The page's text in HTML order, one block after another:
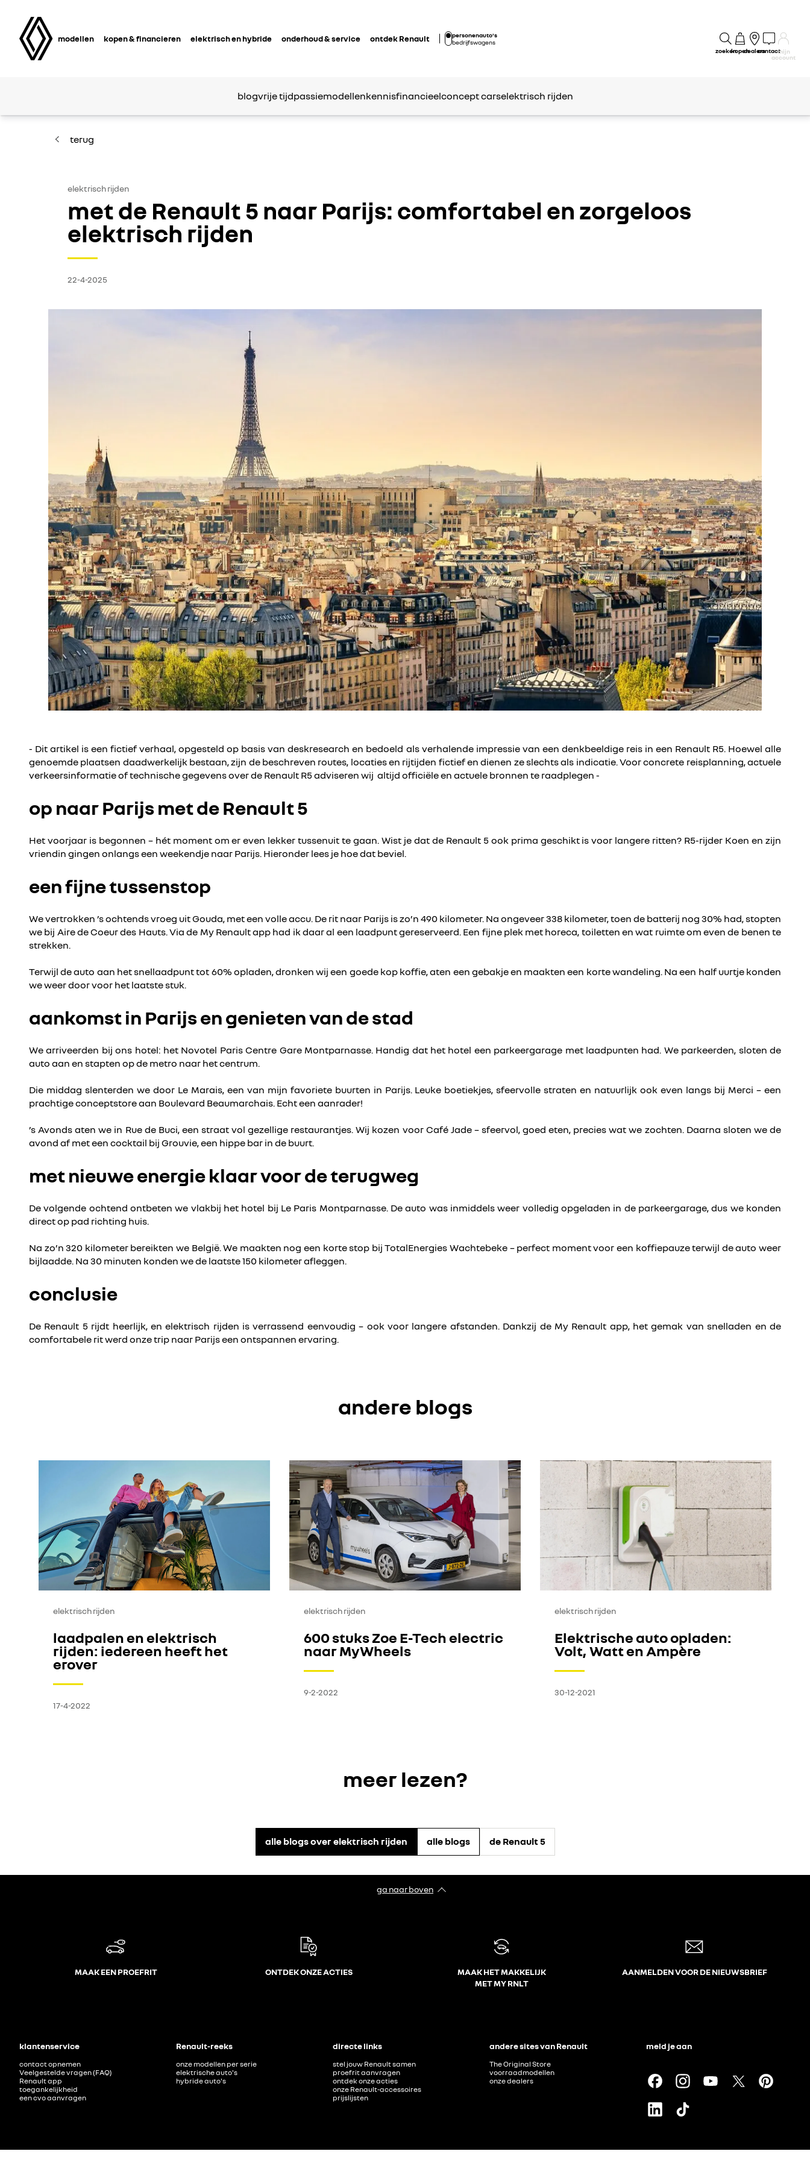
modellen kopen & financieren elektrisch en hybride onderhoud & service ontdek Renault
personenauto's
bedrijfswagens
zoekenkopendealerscontactmijn
account
blogvrije tijdpassiemodellenkennisfinancieelconcept carselektrisch rijden
terug
elektrisch rijden
met de Renault 5 naar Parijs: comfortabel en zorgeloos
elektrisch rijden
22-4-2025
- Dit artikel is een fictief verhaal, opgesteld op basis van deskresearch en bedoeld als verhalende impressie van een denkbeeldige reis in een Renault R5. Hoewel alle
genoemde plaatsen daadwerkelijk bestaan, zijn de beschreven routes, locaties en rijtijden fictief en dienen ze slechts als indicatie. Voor concrete reisplanning, actuele
verkeersinformatie of technische gegevens over de Renault R5 adviseren wij altijd officiële en actuele bronnen te raadplegen -
op naar Parijs met de Renault 5
Het voorjaar is begonnen – hét moment om er even lekker tussenuit te gaan. Wist je dat de Renault 5 ook prima geschikt is voor langere ritten? R5-rijder Koen en zijn
vriendin gingen onlangs een weekendje naar Parijs. Hieronder lees je hoe dat beviel.
een fijne tussenstop
We vertrokken ’s ochtends vroeg uit Gouda, met een volle accu. De rit naar Parijs is zo’n 490 kilometer. Na ongeveer 338 kilometer, toen de batterij nog 30% had, stopten
we bij Aire de Coeur des Hauts. Via de My Renault app had ik daar al een laadpunt gereserveerd. Een fijne plek met horeca, toiletten en wat ruimte om even de benen te
strekken.
Terwijl de auto aan het snellaadpunt tot 60% opladen, dronken wij een goede kop koffie, aten een gebakje en maakten een korte wandeling. Na een half uurtje konden
we weer door voor het laatste stuk.
aankomst in Parijs en genieten van de stad
We arriveerden bij ons hotel: het Novotel Paris Centre Gare Montparnasse. Handig dat het hotel een parkeergarage met laadpunten had. We parkeerden, sloten de
auto aan en stapten op de metro naar het centrum.
Die middag slenterden we door Le Marais, een van mijn favoriete buurten in Parijs. Leuke boetiekjes, sfeervolle straten en natuurlijk ook even langs bij Merci – een
prachtige conceptstore aan Boulevard Beaumarchais. Echt een aanrader!
’s Avonds aten we in Rue de Buci, een straat vol gezellige restaurantjes. Wij kozen voor Café Jade – sfeervol, goed eten, precies wat we zochten. Daarna sloten we de
avond af met een cocktail bij Grouvie, een hippe bar in de buurt.
met nieuwe energie klaar voor de terugweg
De volgende ochtend ontbeten we vlakbij het hotel bij Le Paris Montparnasse. De auto was inmiddels weer volledig opgeladen in de parkeergarage, dus we konden
direct op pad richting huis.
Na zo’n 320 kilometer bereikten we België. We maakten nog een korte stop bij TotalEnergies Wachtebeke – perfect moment voor een koffiepauze terwijl de auto weer
bijlaadde. Na 30 minuten konden we de laatste 150 kilometer afleggen.
conclusie
De Renault 5 rijdt heerlijk, en elektrisch rijden is verrassend eenvoudig – ook voor langere afstanden. Dankzij de My Renault app, het gemak van snelladen en de
comfortabele rit werd onze trip naar Parijs een ontspannen ervaring.
andere blogs
elektrisch rijden
laadpalen en elektrisch
rijden: iedereen heeft het
erover
17-4-2022
elektrisch rijden
600 stuks Zoe E-Tech electric
naar MyWheels
9-2-2022
elektrisch rijden
Elektrische auto opladen:
Volt, Watt en Ampère
30-12-2021
meer lezen?
alle blogs over elektrisch rijden alle blogs de Renault 5
ga naar boven
MAAK EEN PROEFRIT ONTDEK ONZE ACTIES
MAAK HET MAKKELIJK
MET MY RNLT
AANMELDEN VOOR DE NIEUWSBRIEF
klantenservice
contact opnemen
Veelgestelde vragen (FAQ)
Renault app
toegankelijkheid
een cvo aanvragen
Renault-reeks
onze modellen per serie
elektrische auto's
hybride auto's
directe links
stel jouw Renault samen
proefrit aanvragen
ontdek onze acties
onze Renault-accessoires
prijslijsten
andere sites van Renault
The Original Store
voorraadmodellen
onze dealers
meld je aan